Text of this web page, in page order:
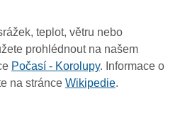
teplot, větru nebo
prohlédnout na našem
Počasí - Korolupy. Informace o
na stránce Wikipedie.